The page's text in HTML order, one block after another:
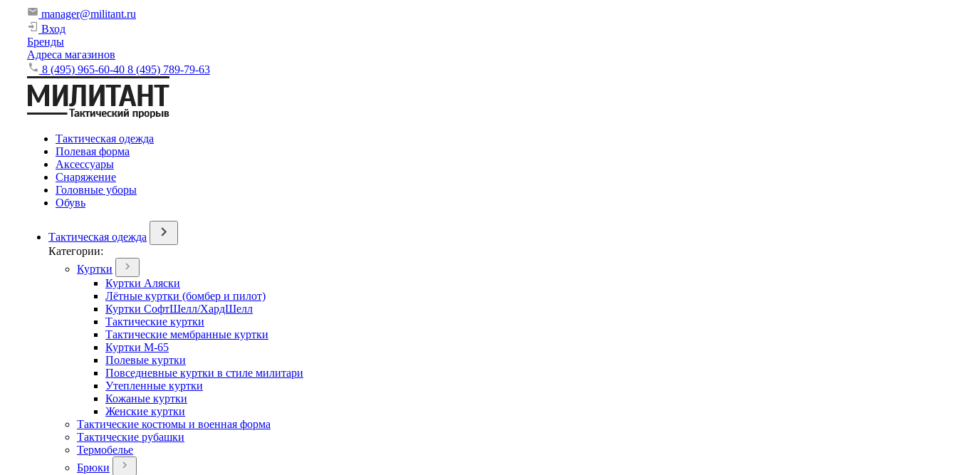
manager@militant.ru
Вход
Бренды
Адреса магазинов
8 (495) 965-60-40 8 (495) 789-79-63
Тактическая одежда
Полевая форма
Аксессуары
Снаряжение
Головные уборы
Обувь
Тактическая одежда
Категории:
Куртки
Куртки Аляски
Лётные куртки (бомбер и пилот)
Куртки СофтШелл/ХардШелл
Тактические куртки
Тактические мембранные куртки
Куртки М-65
Полевые куртки
Повседневные куртки в стиле милитари
Утепленные куртки
Кожаные куртки
Женские куртки
Тактические костюмы и военная форма
Тактические рубашки
Термобелье
Брюки